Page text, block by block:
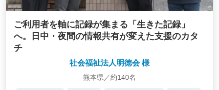
ご利用者を軸に記録が集まる「生きた記録」
へ。日中・夜間の情報共有が変えた支援のカタ
チ
社会福祉法人明徳会 様
熊本県／約140名